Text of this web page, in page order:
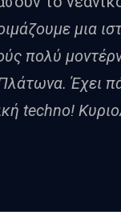
μια
πολύ
Έχει
techno!